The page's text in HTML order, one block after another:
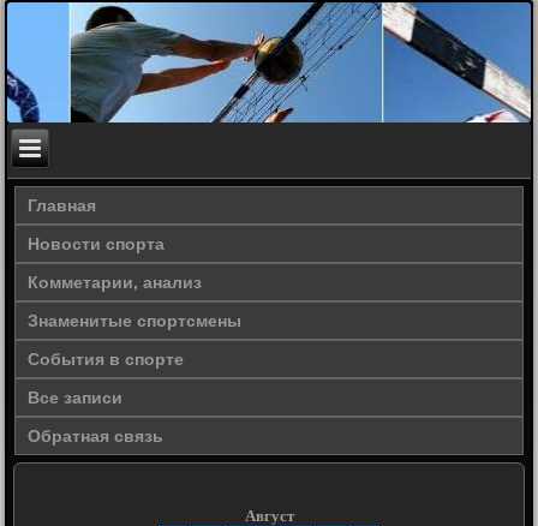
Главная
Новости спорта
Комметарии, анализ
Знаменитые спортсмены
События в спорте
Все записи
Обратная связь
Август